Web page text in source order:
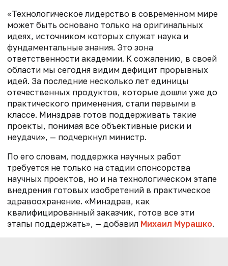
«Технологическое лидерство в современном мире
может быть основано только на оригинальных
идеях, источником которых служат наука и
фундаментальные знания. Это зона
ответственности академии. К сожалению, в своей
области мы сегодня видим дефицит прорывных
идей. За последние несколько лет единицы
отечественных продуктов, которые дошли уже до
практического применения, стали первыми в
классе. Минздрав готов поддерживать такие
проекты, понимая все объективные риски и
неудачи», — подчеркнул министр.
По его словам, поддержка научных работ
требуется не только на стадии спонсорства
научных проектов, но и на технологическом этапе
внедрения готовых изобретений в практическое
здравоохранение. «Минздрав, как
квалифицированный заказчик, готов все эти
этапы поддержать», — добавил Михаил Мурашко.